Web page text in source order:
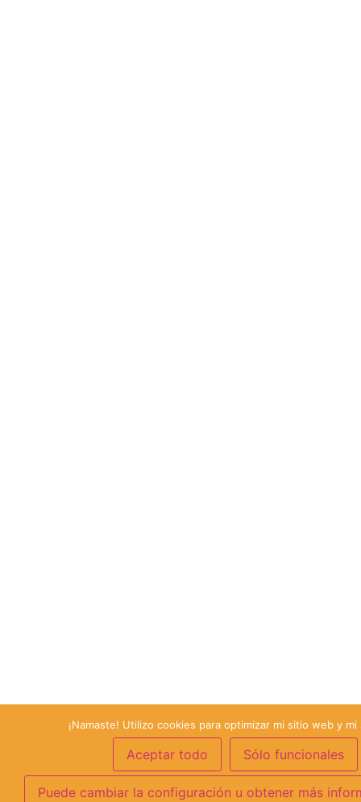
¡Namaste! Utilizo cookies para optimizar mi sitio web y mi
Aceptar todo Sólo funcionales
Puede cambiar la configuración u obtener más